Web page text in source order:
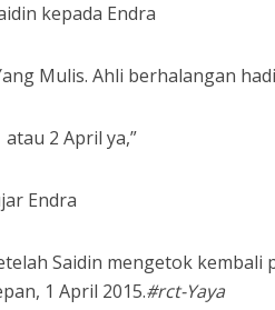
kepada Endra
Mulis. Ahli berhalangan
2 April ya,”
Endra
Saidin mengetok kembali
1 April 2015.#rct-Yaya